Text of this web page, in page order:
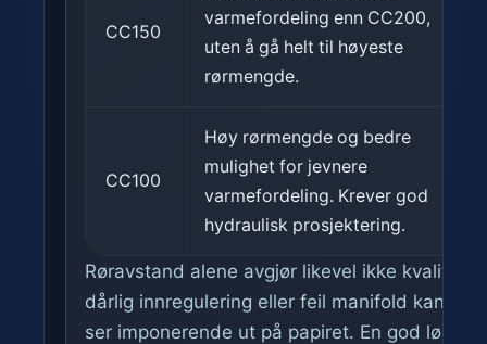
CC150
varmefordeling enn CC200,
uten å gå helt til høyeste
rørmengde.
CC100
Høy rørmengde og bedre
mulighet for jevnere
varmefordeling. Krever god
hydraulisk prosjektering.
Røravstand alene avgjør likevel ikke
dårlig innregulering eller feil manifold kan gi
ser imponerende ut på papiret. En god